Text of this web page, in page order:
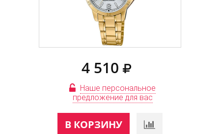
4 510
Наше персональное
предложение для вас
В КОРЗИНУ